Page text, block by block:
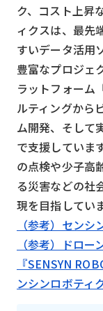
ク、コスト上昇
ィクスは、最先
すいデータ活用
豊富なプロジェ
ラットフォーム
ルティングから
ム開発、そして
で支援していま
の点検や少子高
る災害などの社
現を目指していま
（参考）センシ
（参考）ドロ
『SENSYN
ンシンロボティ